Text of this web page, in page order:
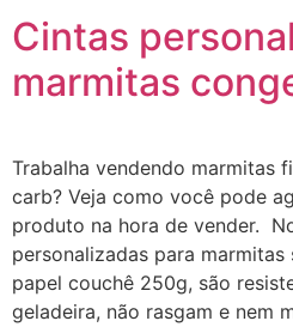
Cintas
marmitas
Trabalha vendendo marmitas
carb? Veja como você pode
produto na hora de vender.
personalizadas para
papel couchê 250g, são
geladeira, não rasgam e nem